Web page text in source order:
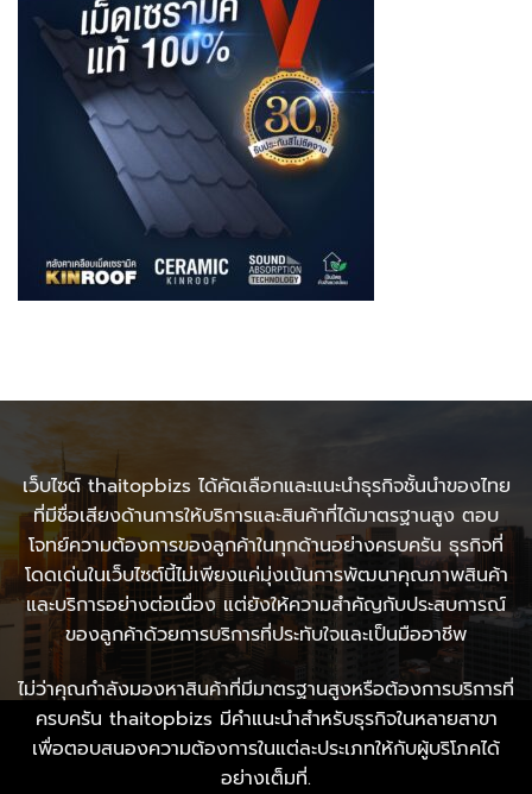
เว็บไซต์ thaitopbizs ได้คัดเลือกและแนะนำธุรกิจชั้นนำของไทย
ที่มีชื่อเสียงด้านการให้บริการและสินค้าที่ได้มาตรฐานสูง ตอบ
โจทย์ความต้องการของลูกค้าในทุกด้านอย่างครบครัน ธุรกิจที่
โดดเด่นในเว็บไซต์นี้ไม่เพียงแค่มุ่งเน้นการพัฒนาคุณภาพสินค้า
และบริการอย่างต่อเนื่อง แต่ยังให้ความสำคัญกับประสบการณ์
ของลูกค้าด้วยการบริการที่ประทับใจและเป็นมืออาชีพ
ไม่ว่าคุณกำลังมองหาสินค้าที่มีมาตรฐานสูงหรือต้องการบริการที่
ครบครัน thaitopbizs มีคำแนะนำสำหรับธุรกิจในหลายสาขา
เพื่อตอบสนองความต้องการในแต่ละประเภทให้กับผู้บริโภคได้
อย่างเต็มที่.